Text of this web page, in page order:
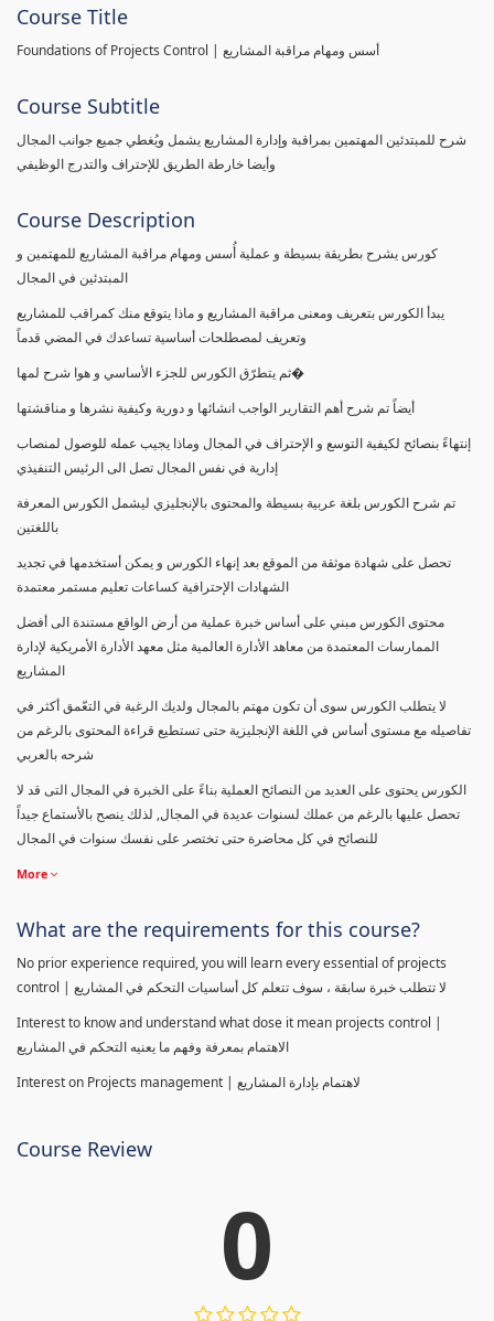
Course Title
Foundations of Projects Control | أسس ومهام مراقبة المشاريع
Course Subtitle
شرح للمبتدئين المهتمين بمراقبة وإدارة المشاريع يشمل ويُغطي جميع جوانب المجال
وأيضا خارطة الطريق للإحتراف والتدرج الوظيفي
Course Description
كورس يشرح بطريقة بسيطة و عملية أُسس ومهام مراقبة المشاريع للمهتمين و
المبتدئين في المجال
يبدأ الكورس بتعريف ومعنى مراقبة المشاريع و ماذا يتوقع منك كمراقب للمشاريع
وتعريف لمصطلحات أساسية تساعدك في المضي قدماً
ثم يتطرّق الكورس للجزء الأساسي و هوا شرح لمها�
أيضاً تم شرح أهم التقارير الواجب انشائها و دورية وكيفية نشرها و مناقشتها
إنتهاءً بنصائح لكيفية التوسع و الإحتراف في المجال وماذا يجيب عمله للوصول لمنصاب
إدارية في نفس المجال تصل الى الرئيس التنفيذي
تم شرح الكورس بلغة عربية بسيطة والمحتوى بالإنجليزي ليشمل الكورس المعرفة
باللغتين
تحصل على شهادة موثقة من الموقع بعد إنهاء الكورس و يمكن أستخدمها في تجديد
الشهادات الإحترافية كساعات تعليم مستمر معتمدة
محتوى الكورس مبني على أساس خبرة عملية من أرض الواقع مستندة الى أفضل
الممارسات المعتمدة من معاهد الأدارة العالمية مثل معهد الأدارة الأمريكية لإدارة
المشاريع
لا يتطلب الكورس سوى أن تكون مهتم بالمجال ولديك الرغبة في التعّمق أكثر في
تفاصيله مع مستوى أساس في اللغة الإنجليزية حتى تستطيع قراءة المحتوى بالرغم من
شرحه بالعربي
الكورس يحتوى على العديد من النصائح العملية بناءً على الخبرة في المجال التى قد لا
تحصل عليها بالرغم من عملك لسنوات عديدة في المجال, لذلك ينصح بالأستماع جيداً
للنصائح في كل محاضرة حتى تختصر على نفسك سنوات في المجال
More
What are the requirements for this course?
No prior experience required, you will learn every essential of projects
control | لا تتطلب خبرة سابقة ، سوف تتعلم كل أساسيات التحكم في المشاريع
Interest to know and understand what dose it mean projects control |
الاهتمام بمعرفة وفهم ما يعنيه التحكم في المشاريع
Interest on Projects management | لاهتمام بإدارة المشاريع
Course Review
0